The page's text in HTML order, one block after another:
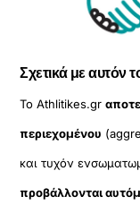
Σχετικά με αυτόν
Το Athlitikes.gr
περιεχομένου
και τυχόν
προβάλλονται